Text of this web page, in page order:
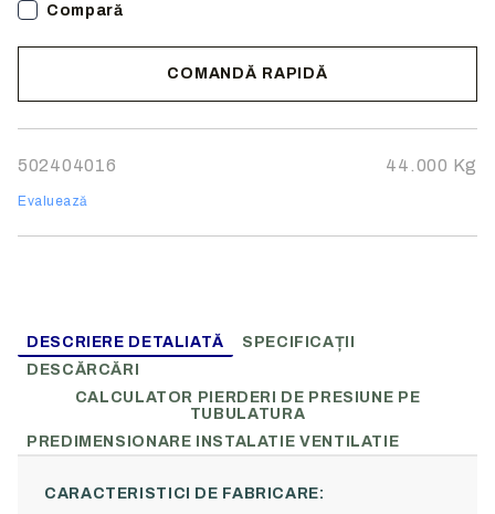
COMANDĂ RAPIDĂ
Noi vă vom contacta pentru finalizarea comenzii.
502404016 44.000 Kg
Evaluează
Compară
DESCRIERE DETALIATĂ
SPECIFICAȚII
DESCĂRCĂRI
CALCULATOR PIERDERI DE PRESIUNE PE
TUBULATURA
PREDIMENSIONARE INSTALATIE VENTILATIE
CARACTERISTICI DE FABRICARE: